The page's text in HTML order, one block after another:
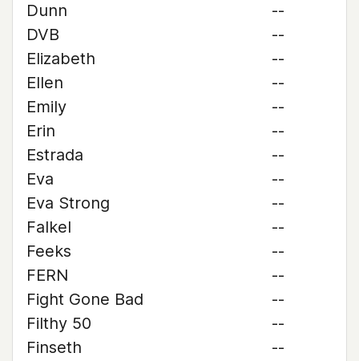
Dunn
--
DVB
--
Elizabeth
--
Ellen
--
Emily
--
Erin
--
Estrada
--
Eva
--
Eva Strong
--
Falkel
--
Feeks
--
FERN
--
Fight Gone Bad
--
Filthy 50
--
Finseth
--